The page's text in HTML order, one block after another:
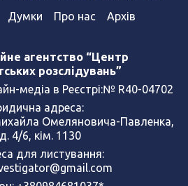
Думки Про нас Архів
агентство “Центр
розслідувань”
медіа в Реєстрі:№ R40-04702
адреса:
Омеляновича-Павленка,
4/6, кім. 1130
для листування: